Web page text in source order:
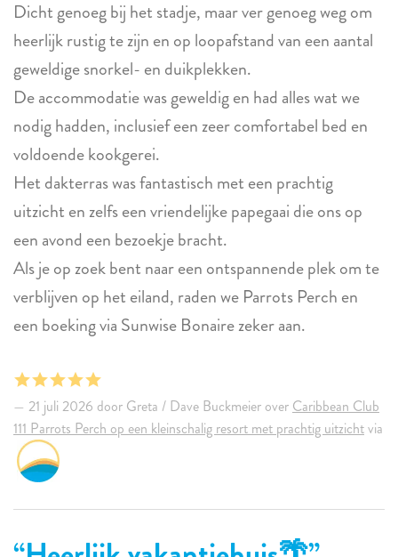
Dicht genoeg bij het stadje, maar ver genoeg weg om
heerlijk rustig te zijn en op loopafstand van een aantal
geweldige snorkel- en duikplekken.
De accommodatie was geweldig en had alles wat we
nodig hadden, inclusief een zeer comfortabel bed en
voldoende kookgerei.
Het dakterras was fantastisch met een prachtig
uitzicht en zelfs een vriendelijke papegaai die ons op
een avond een bezoekje bracht.
Als je op zoek bent naar een ontspannende plek om te
verblijven op het eiland, raden we Parrots Perch en
een boeking via Sunwise Bonaire zeker aan.
21 juli 2026 door Greta / Dave Buckmeier over Caribbean Club
111 Parrots Perch op een kleinschalig resort met prachtig uitzichtvia